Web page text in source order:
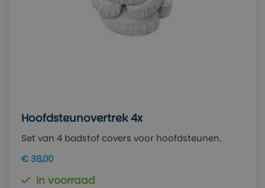
Hoofdsteunovertrek 4x
Set van 4 badstof covers voor hoofdsteunen.
€ 38,00
in voorraad